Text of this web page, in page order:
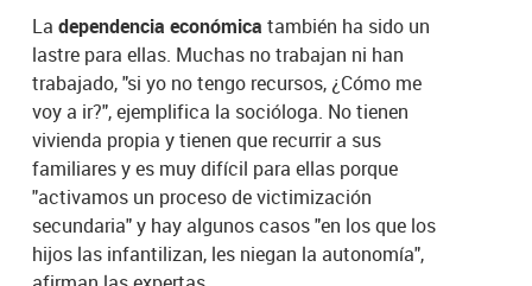
Ladependencia económica también ha sido un
lastre para ellas. Muchas no trabajan ni han
trabajado, "si yo no tengo recursos, ¿Cómo me
voy a ir?", ejemplifica la socióloga. No tienen
vivienda propia y tienen que recurrir a sus
familiares y es muy difícil para ellas porque
"activamos un proceso de victimización
secundaria" y hay algunos casos "en los que los
hijos las infantilizan, les niegan la autonomía",